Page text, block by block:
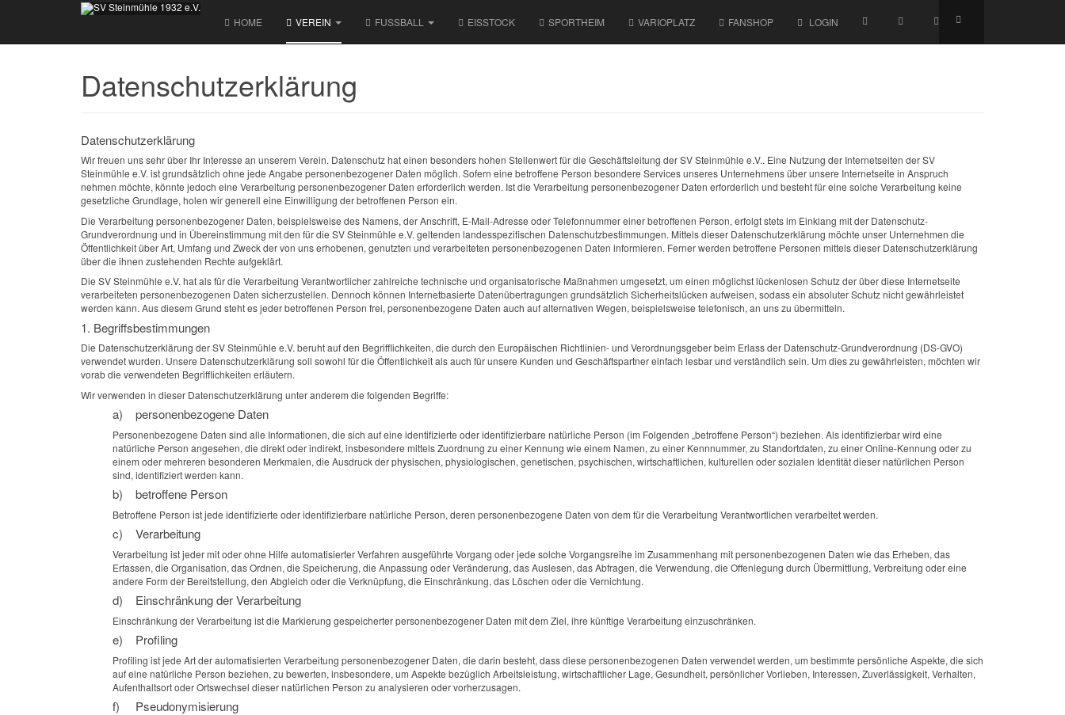
HOME VEREIN FUSSBALL EISSTOCK SPORTHEIM VARIOPLATZ FANSHOP LOGIN
Datenschutzerklärung
Datenschutzerklärung
Wir freuen uns sehr über Ihr Interesse an unserem Verein. Datenschutz hat einen besonders hohen Stellenwert für die Geschäftsleitung der SV Steinmühle e.V.. Eine Nutzung der Internetseiten der SV
Steinmühle e.V. ist grundsätzlich ohne jede Angabe personenbezogener Daten möglich. Sofern eine betroffene Person besondere Services unseres Unternehmens über unsere Internetseite in Anspruch
nehmen möchte, könnte jedoch eine Verarbeitung personenbezogener Daten erforderlich werden. Ist die Verarbeitung personenbezogener Daten erforderlich und besteht für eine solche Verarbeitung keine
gesetzliche Grundlage, holen wir generell eine Einwilligung der betroffenen Person ein.
Die Verarbeitung personenbezogener Daten, beispielsweise des Namens, der Anschrift, E-Mail-Adresse oder Telefonnummer einer betroffenen Person, erfolgt stets im Einklang mit der Datenschutz-
Grundverordnung und in Übereinstimmung mit den für die SV Steinmühle e.V. geltenden landesspezifischen Datenschutzbestimmungen. Mittels dieser Datenschutzerklärung möchte unser Unternehmen die
Öffentlichkeit über Art, Umfang und Zweck der von uns erhobenen, genutzten und verarbeiteten personenbezogenen Daten informieren. Ferner werden betroffene Personen mittels dieser Datenschutzerklärung
über die ihnen zustehenden Rechte aufgeklärt.
Die SV Steinmühle e.V. hat als für die Verarbeitung Verantwortlicher zahlreiche technische und organisatorische Maßnahmen umgesetzt, um einen möglichst lückenlosen Schutz der über diese Internetseite
verarbeiteten personenbezogenen Daten sicherzustellen. Dennoch können Internetbasierte Datenübertragungen grundsätzlich Sicherheitslücken aufweisen, sodass ein absoluter Schutz nicht gewährleistet
werden kann. Aus diesem Grund steht es jeder betroffenen Person frei, personenbezogene Daten auch auf alternativen Wegen, beispielsweise telefonisch, an uns zu übermitteln.
1. Begriffsbestimmungen
Die Datenschutzerklärung der SV Steinmühle e.V. beruht auf den Begrifflichkeiten, die durch den Europäischen Richtlinien- und Verordnungsgeber beim Erlass der Datenschutz-Grundverordnung (DS-GVO)
verwendet wurden. Unsere Datenschutzerklärung soll sowohl für die Öffentlichkeit als auch für unsere Kunden und Geschäftspartner einfach lesbar und verständlich sein. Um dies zu gewährleisten, möchten wir
vorab die verwendeten Begrifflichkeiten erläutern.
Wir verwenden in dieser Datenschutzerklärung unter anderem die folgenden Begriffe:
a) personenbezogene Daten
Personenbezogene Daten sind alle Informationen, die sich auf eine identifizierte oder identifizierbare natürliche Person (im Folgenden „betroffene Person“) beziehen. Als identifizierbar wird eine
natürliche Person angesehen, die direkt oder indirekt, insbesondere mittels Zuordnung zu einer Kennung wie einem Namen, zu einer Kennnummer, zu Standortdaten, zu einer Online-Kennung oder zu
einem oder mehreren besonderen Merkmalen, die Ausdruck der physischen, physiologischen, genetischen, psychischen, wirtschaftlichen, kulturellen oder sozialen Identität dieser natürlichen Person
sind, identifiziert werden kann.
b) betroffene Person
Betroffene Person ist jede identifizierte oder identifizierbare natürliche Person, deren personenbezogene Daten von dem für die Verarbeitung Verantwortlichen verarbeitet werden.
c) Verarbeitung
Verarbeitung ist jeder mit oder ohne Hilfe automatisierter Verfahren ausgeführte Vorgang oder jede solche Vorgangsreihe im Zusammenhang mit personenbezogenen Daten wie das Erheben, das
Erfassen, die Organisation, das Ordnen, die Speicherung, die Anpassung oder Veränderung, das Auslesen, das Abfragen, die Verwendung, die Offenlegung durch Übermittlung, Verbreitung oder eine
andere Form der Bereitstellung, den Abgleich oder die Verknüpfung, die Einschränkung, das Löschen oder die Vernichtung.
d) Einschränkung der Verarbeitung
Einschränkung der Verarbeitung ist die Markierung gespeicherter personenbezogener Daten mit dem Ziel, ihre künftige Verarbeitung einzuschränken.
e) Profiling
Profiling ist jede Art der automatisierten Verarbeitung personenbezogener Daten, die darin besteht, dass diese personenbezogenen Daten verwendet werden, um bestimmte persönliche Aspekte, die sich
auf eine natürliche Person beziehen, zu bewerten, insbesondere, um Aspekte bezüglich Arbeitsleistung, wirtschaftlicher Lage, Gesundheit, persönlicher Vorlieben, Interessen, Zuverlässigkeit, Verhalten,
Aufenthaltsort oder Ortswechsel dieser natürlichen Person zu analysieren oder vorherzusagen.
f) Pseudonymisierung